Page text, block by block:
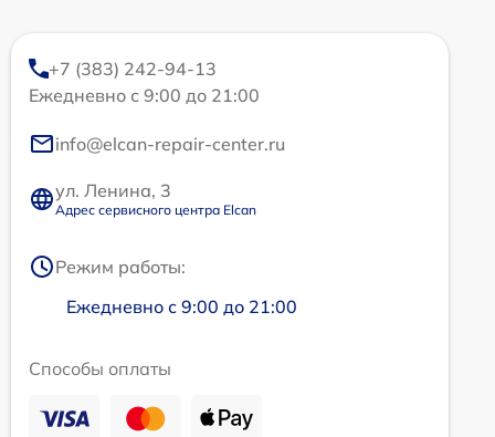
+7 (383) 242-94-13
Ежедневно с 9:00 до 21:00
info@elcan-repair-center.ru
ул. Ленина, 3
Адрес сервисного центра Elcan
Режим работы:
Ежедневно с 9:00 до 21:00
Способы оплаты